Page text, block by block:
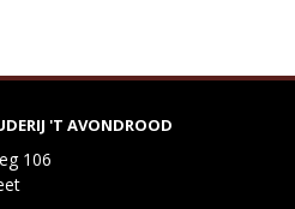
'T AVONDROOD
106